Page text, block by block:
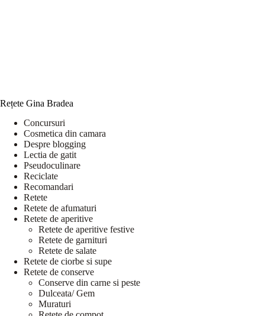
Rețete Gina Bradea
Concursuri
Cosmetica din camara
Despre blogging
Lectia de gatit
Pseudoculinare
Reciclate
Recomandari
Retete
Retete de afumaturi
Retete de aperitive
Retete de aperitive festive
Retete de garnituri
Retete de salate
Retete de ciorbe si supe
Retete de conserve
Conserve din carne si peste
Dulceata/ Gem
Muraturi